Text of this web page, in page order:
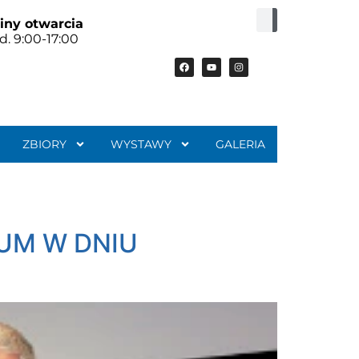
otwarcia
9:00-17:00
ZBIORY WYSTAWY GALERIA
W DNIU